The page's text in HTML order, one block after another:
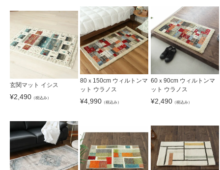
玄関マット イシス
¥2,490 （税込み）
80ｘ150cm ウィルトンマ
ット ウラノス
¥4,990 （税込み）
60ｘ90cm ウィルトンマ
ット ウラノス
¥2,490（税込み）